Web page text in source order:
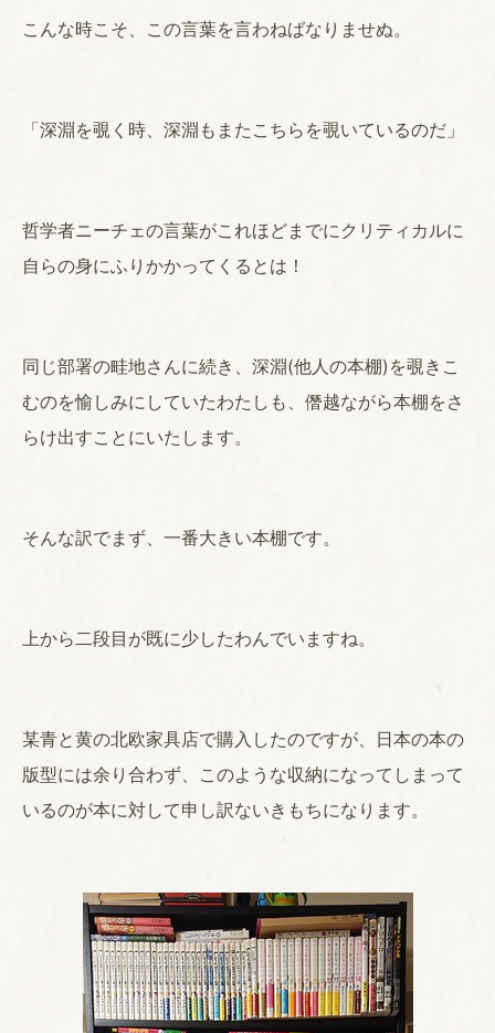
こんな時こそ、この言葉を言わねばなりませぬ。
「深淵を覗く時、深淵もまたこちらを覗いているのだ」
哲学者ニーチェの言葉がこれほどまでにクリティカルに
自らの身にふりかかってくるとは！
同じ部署の畦地さんに続き、深淵(他人の本棚)を覗きこ
むのを愉しみにしていたわたしも、僭越ながら本棚をさ
らけ出すことにいたします。
そんな訳でまず、一番大きい本棚です。
上から二段目が既に少したわんでいますね。
某青と黄の北欧家具店で購入したのですが、日本の本の
版型には余り合わず、このような収納になってしまって
いるのが本に対して申し訳ないきもちになります。